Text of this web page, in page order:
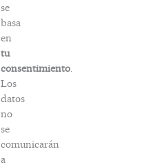
se
basa
en
tu
consentimiento.
Los
datos
no
se
comunicarán
a